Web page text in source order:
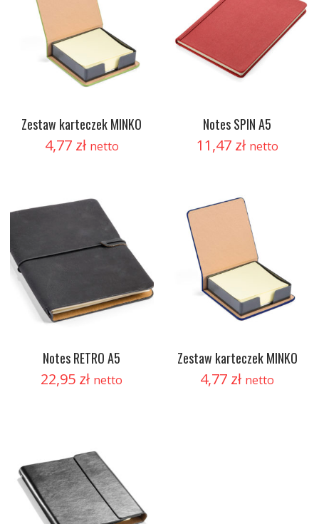
Zestaw karteczek MINKO
4,77 zł netto
Notes SPIN A5
11,47 zł netto
Notes RETRO A5
22,95 zł netto
Zestaw karteczek MINKO
4,77 zł netto